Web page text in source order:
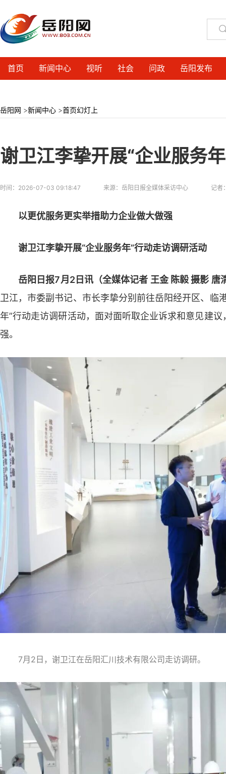
首页 新闻中心 视听 社会 问政 岳阳发布
岳阳网 >新闻中心 >首页幻灯上
谢卫江李挚开展“企业服务
时间： 2026-07-03 09:18:47 来源： 岳阳日报全媒体采访中心 记者
以更优服务更实举措助力企业做大做强
谢卫江李挚开展“企业服务年”行动走访调研活动
岳阳日报7月2日讯（全媒体记者 王金 陈毅 摄影 唐
卫江，市委副书记、市长李挚分别前往岳阳经开区、临
年”行动走访调研活动，面对面听取企业诉求和意见建
强。
7月2日，谢卫江在岳阳汇川技术有限公司走访调研。